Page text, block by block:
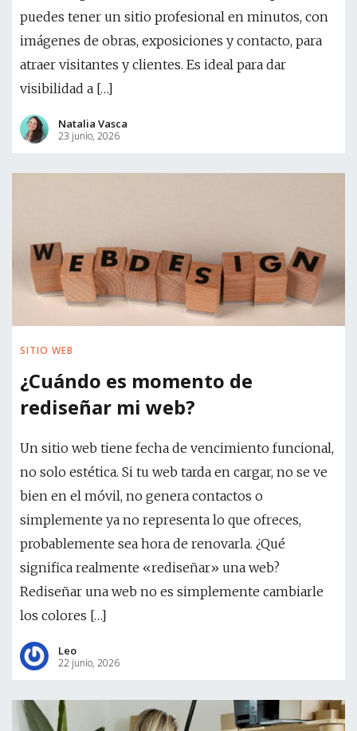
puedes tener un sitio profesional en minutos, con
imágenes de obras, exposiciones y contacto, para
atraer visitantes y clientes. Es ideal para dar
visibilidad a […]
Natalia Vasca
23 junio, 2026
SITIO WEB
¿Cuándo es momento de
rediseñar mi web?
Un sitio web tiene fecha de vencimiento funcional,
no solo estética. Si tu web tarda en cargar, no se ve
bien en el móvil, no genera contactos o
simplemente ya no representa lo que ofreces,
probablemente sea hora de renovarla. ¿Qué
significa realmente «rediseñar» una web?
Rediseñar una web no es simplemente cambiarle
los colores […]
Leo
22 junio, 2026